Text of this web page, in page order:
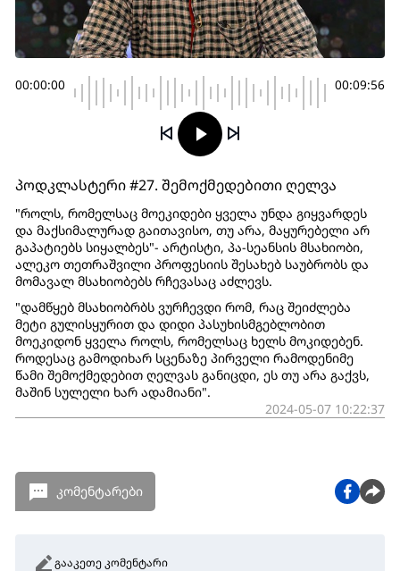
00:00:00 00:09:56
პოდკლასტერი #27. შემოქმედებითი ღელვა
"როლს, რომელსაც მოეკიდები ყველა უნდა გიყვარდეს
და მაქსიმალურად გაითავისო, თუ არა, მაყურებელი არ
გაპატიებს სიყალბეს"- არტისტი, პა-სეანსის მსახიობი,
ალეკო თეთრაშვილი პროფესიის შესახებ საუბრობს და
მომავალ მსახიობებს რჩევასაც აძლევს.
"დამწყებ მსახიობრბს ვურჩევდი რომ, რაც შეიძლება
მეტი გულისყურით და დიდი პასუხისმგებლობით
მოეკიდონ ყველა როლს, რომელსაც ხელს მოკიდებენ.
როდესაც გამოდიხარ სცენაზე პირველი რამოდენიმე
წამი შემოქმედებით ღელვას განიცდი, ეს თუ არა გაქვს,
მაშინ სულელი ხარ ადამიანი".
2024-05-07 10:22:37
კომენტარები
გააკეთე კომენტარი